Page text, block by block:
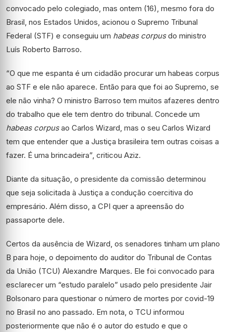
convocado pelo colegiado, mas ontem (16), mesmo fora do
Brasil, nos Estados Unidos, acionou o Supremo Tribunal
Federal (STF) e conseguiu um habeas corpusdo ministro
Luís Roberto Barroso.
“O que me espanta é um cidadão procurar um habeas corpus
ao STF e ele não aparece. Então para que foi ao Supremo, se
ele não vinha? O ministro Barroso tem muitos afazeres dentro
do trabalho que ele tem dentro do tribunal. Concede um
habeas corpusao Carlos Wizard, mas o seu Carlos Wizard
tem que entender que a Justiça brasileira tem outras coisas a
fazer. É uma brincadeira”, criticou Aziz.
Diante da situação, o presidente da comissão determinou
que seja solicitada à Justiça a condução coercitiva do
empresário. Além disso, a CPI quer a apreensão do
passaporte dele.
Certos da ausência de Wizard, os senadores tinham um plano
B para hoje, o depoimento do auditor do Tribunal de Contas
da União (TCU) Alexandre Marques. Ele foi convocado para
esclarecer um “estudo paralelo” usado pelo presidente Jair
Bolsonaro para questionar o número de mortes por covid-19
no Brasil no ano passado. Em nota, o TCU informou
posteriormente que não é o autor do estudo e que o